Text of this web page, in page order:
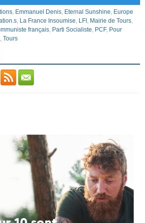
, Emmanuel Denis, Eternal Sunshine, Europe
, La France Insoumise, LFI , Mairie de Tours,
français, Parti Socialiste, PCF, Pour
, Tours